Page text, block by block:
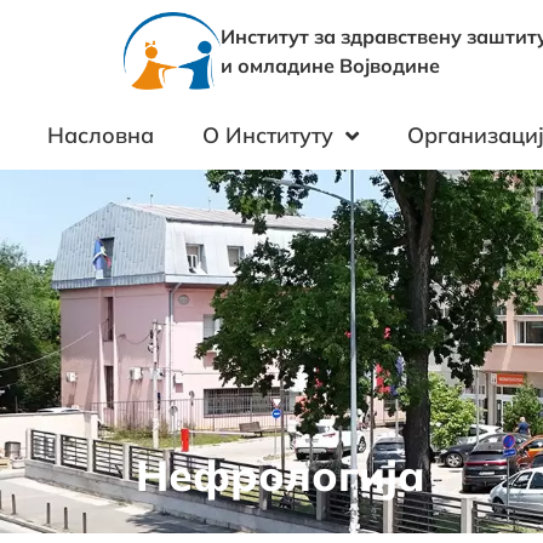
Институт за здравствену
и омладине Војводине
Насловна О Институту
Нефрологија